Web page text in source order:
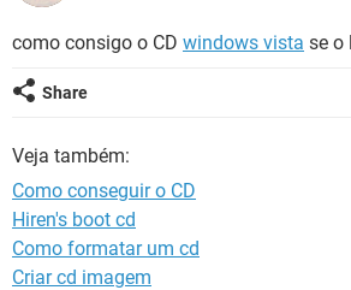
GUIA DE COMPRAS
CELULAR
OUTLOOK EXCEL
INSTAGRAM
INSTAGRAM
GUIA DE COMPRAS
como consigo o CD windows vista se o
Share
Veja também:
Como conseguir o CD
Hiren's boot cd
Como formatar um cd
Criar cd imagem